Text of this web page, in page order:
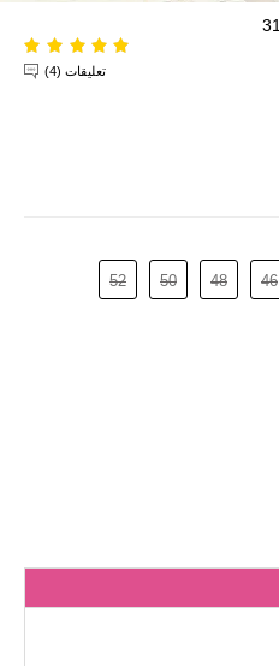
تعليقات (4)
46
48
50
52